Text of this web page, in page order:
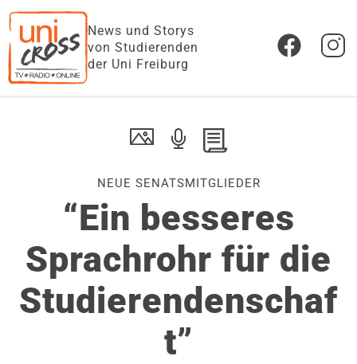
News und Storys
von Studierenden
der Uni Freiburg
NEUE SENATSMITGLIEDER
“Ein besseres
Sprachrohr für die
Studierendenschaf
t”